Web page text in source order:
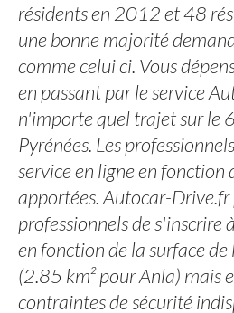
résidents en 2012 et 48
une bonne majorité
comme celui ci. Vous
en passant par le service
n'importe quel trajet sur le
Pyrénées. Les
service en ligne en fonction
apportées. Autocar-
professionnels de s'inscrire
en fonction de la surface
(2.85 km² pour Anla) mais
contraintes de sécurité